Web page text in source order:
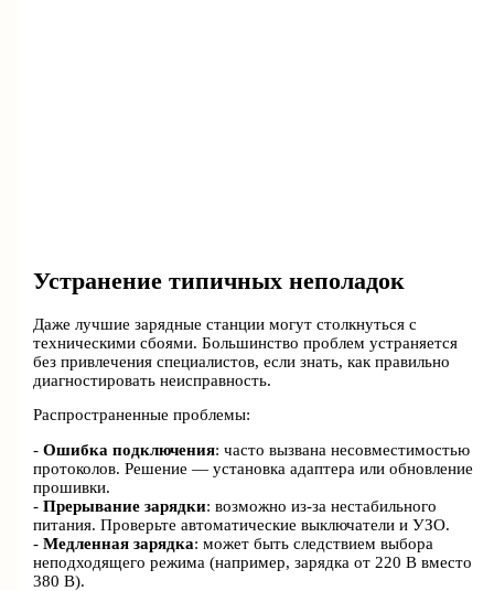
Устранение типичных неполадок
Даже лучшие зарядные станции могут столкнуться с
техническими сбоями. Большинство проблем устраняется
без привлечения специалистов, если знать, как правильно
диагностировать неисправность.
Распространенные проблемы:
-Ошибка подключения: часто вызвана несовместимостью
протоколов. Решение — установка адаптера или обновление
прошивки.
-Прерывание зарядки: возможно из-за нестабильного
питания. Проверьте автоматические выключатели и УЗО.
-Медленная зарядка: может быть следствием выбора
неподходящего режима (например, зарядка от 220 В вместо
380 В).